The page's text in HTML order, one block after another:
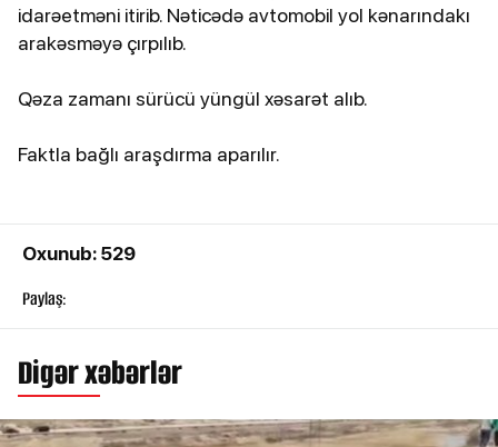
idarəetməni itirib. Nəticədə avtomobil yol kənarındakı
arakəsməyə çırpılıb.
Qəza zamanı sürücü yüngül xəsarət alıb.
Faktla bağlı araşdırma aparılır.
Oxunub: 529
Paylaş:
Digər xəbərlər